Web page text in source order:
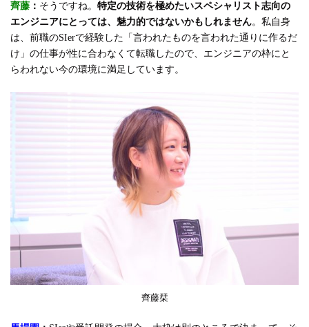
齊藤 ： そうですね。 特定の技術を極めたいスペシャリスト志向の
エンジニアにとっては、魅力的ではないかもしれません。私自身
は、前職のSIerで経験した「言われたものを言われた通りに作るだ
け」の仕事が性に合わなくて転職したので、エンジニアの枠にと
らわれない今の環境に満足しています。
齊藤栞